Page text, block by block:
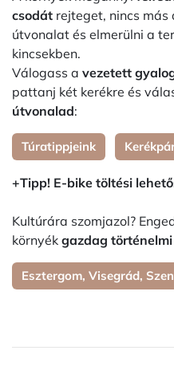
csodát rejteget, nincs
útvonalat és elmerülni a
kincsekben.
Válogass a vezetett
pattanj két kerékre és
útvonalad:
Túratippjeink
+Tipp! E-bike töltési
Kultúrára szomjazol?
környék gazdag
Esztergom, Visegrád,